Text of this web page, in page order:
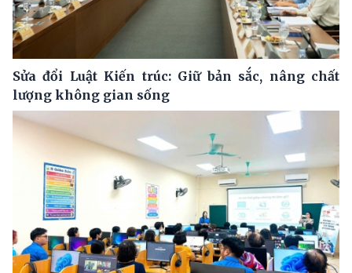
Sửa đổi Luật Kiến trúc: Giữ bản sắc, nâng chất
lượng không gian sống